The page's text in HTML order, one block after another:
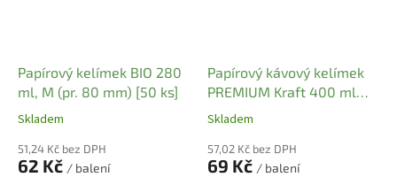
Papírový kelímek BIO 280
ml, M (pr. 80 mm) [50 ks]
Skladem
51,24 Kč bez DPH
62 Kč / balení
Papírový kávový kelímek
PREMIUM Kraft 400 ml
termo (pr. 90 mm) [25 ks]
Skladem
57,02 Kč bez DPH
69 Kč / balení